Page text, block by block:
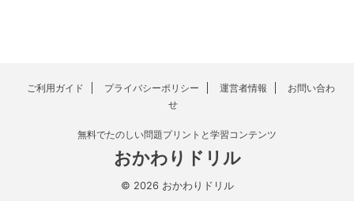
ご利用ガイド プライバシーポリシー 運営者情報
お問い合わ
せ
無料でたのしい問題プリントと学習コンテンツ
おかわりドリル
© 2026 おかわりドリル